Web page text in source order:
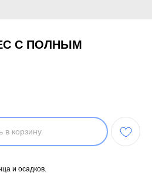
С ПОЛНЫМ
в корзину
и осадков.